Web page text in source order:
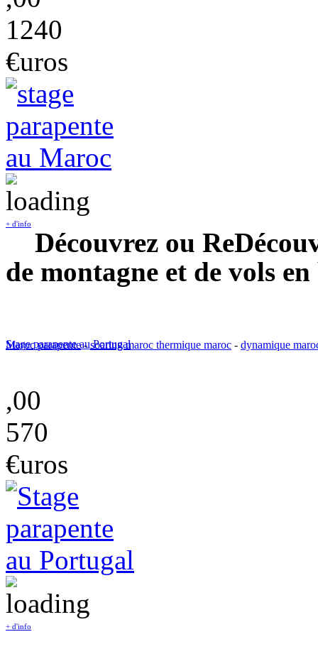
1240
€uros
+ d'info
Découvrez ou
de montagne et de vols
Maroc parapente-soaring maroc thermique maroc - dynamique
Stage parapente au Portugal
,00
570
€uros
+ d'info